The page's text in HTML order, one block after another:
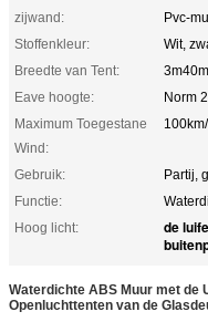
zijwand:
Pvc-
Stoffenkleur:
Wit,
Breedte van Tent:
3m40m
Eave hoogte:
Norm
Maximum Toegestane
Wind:
Gebruik:
Partij,
Functie:
Hoog licht:
de
Waterdichte ABS Muur met de
Openluchttenten van de